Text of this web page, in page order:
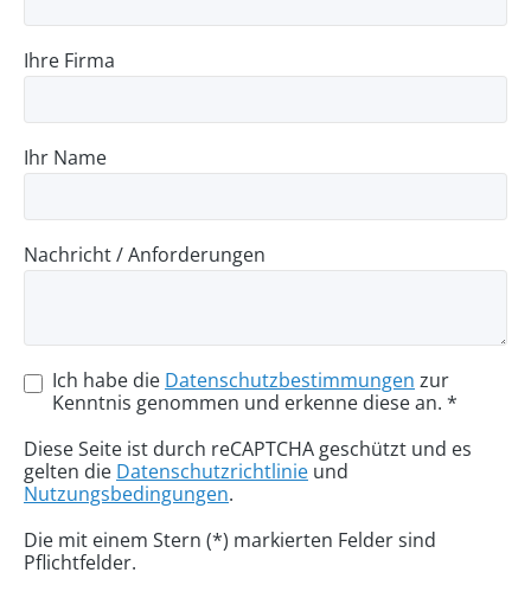
Ihre Firma
Ihr Name
Nachricht / Anforderungen
Ich habe die Datenschutzbestimmungen zur
Kenntnis genommen und erkenne diese an. *
Diese Seite ist durch reCAPTCHA geschützt und es
gelten die Datenschutzrichtlinie und
Nutzungsbedingungen.
Die mit einem Stern (*) markierten Felder sind
Pflichtfelder.